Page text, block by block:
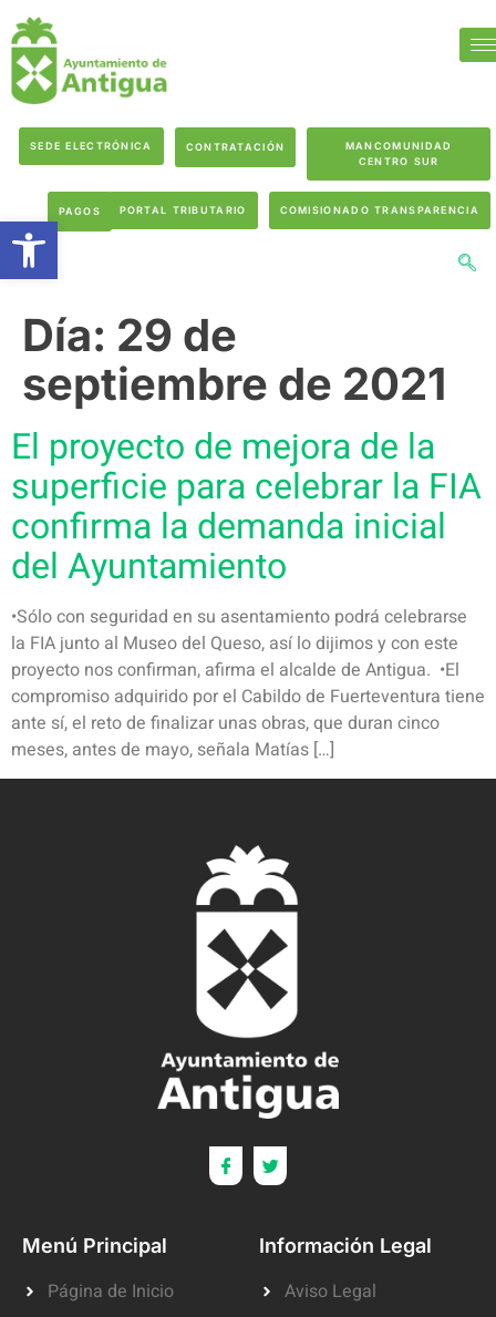
SEDE ELECTRÓNICA CONTRATACIÓN
MANCOMUNIDAD
CENTRO SUR
PAGOS PORTAL TRIBUTARIO COMISIONADO TRANSPARENCIA
Día: 29 de
septiembre de 2021
El proyecto de mejora de la
superficie para celebrar la FIA
confirma la demanda inicial
del Ayuntamiento
•Sólo con seguridad en su asentamiento podrá celebrarse
la FIA junto al Museo del Queso, así lo dijimos y con este
proyecto nos confirman, afirma el alcalde de Antigua. •El
compromiso adquirido por el Cabildo de Fuerteventura tiene
ante sí, el reto de finalizar unas obras, que duran cinco
meses, antes de mayo, señala Matías […]
Menú Principal
Página de Inicio
Información Legal
Aviso Legal
Abrir barra de herramientas